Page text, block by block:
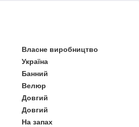
Власне виробництво
Україна
Банний
Велюр
Довгий
Довгий
На запах